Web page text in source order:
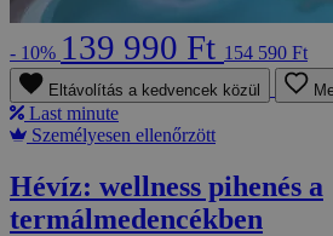
- 10% 139 990 Ft 154 590 Ft
Eltávolítás a kedvencek közül
Last minute
Személyesen ellenőrzött
Hévíz: wellness pihenés a
termálmedencékben